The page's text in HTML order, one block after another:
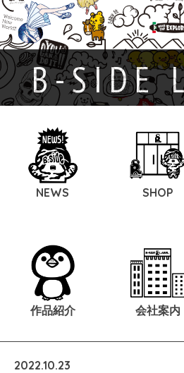
B-SIDE
NEWS SHOP
作品紹介 会社案内
2022.10.23